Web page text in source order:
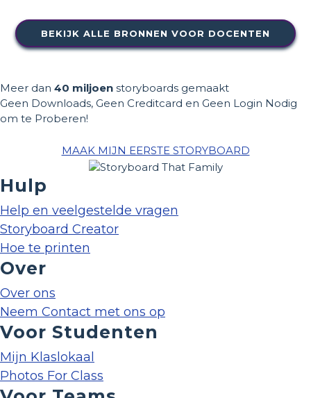
BEKIJK ALLE BRONNEN VOOR DOCENTEN
Meer dan 40 miljoen storyboards gemaakt
Geen Downloads, Geen Creditcard en Geen Login Nodig
om te Proberen!
MAAK MIJN EERSTE STORYBOARD
Hulp
Help en veelgestelde vragen
Storyboard Creator
Hoe te printen
Over
Over ons
Neem Contact met ons op
Voor Studenten
Mijn Klaslokaal
Photos For Class